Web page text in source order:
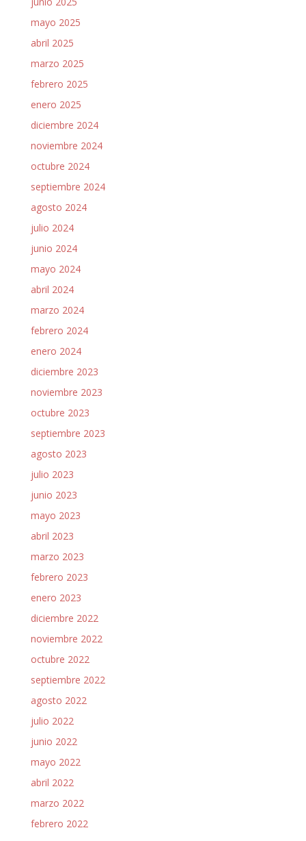
mayo 2025
abril 2025
marzo 2025
febrero 2025
enero 2025
diciembre 2024
noviembre 2024
octubre 2024
septiembre 2024
agosto 2024
julio 2024
junio 2024
mayo 2024
abril 2024
marzo 2024
febrero 2024
enero 2024
diciembre 2023
noviembre 2023
octubre 2023
septiembre 2023
agosto 2023
julio 2023
junio 2023
mayo 2023
abril 2023
marzo 2023
febrero 2023
enero 2023
diciembre 2022
noviembre 2022
octubre 2022
septiembre 2022
agosto 2022
julio 2022
junio 2022
mayo 2022
abril 2022
marzo 2022
febrero 2022